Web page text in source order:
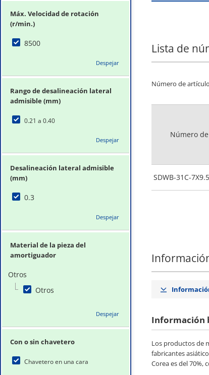
Máx. Velocidad de rotación
(r/min.)
8500
Despejar
Rango de desalineación lateral
admisible (mm)
0.21 a 0.40
Despejar
Desalineación lateral admisible
(mm)
0.3
Despejar
Material de la pieza del
amortiguador
Otros
Otros
Despejar
Con o sin chavetero
Chavetero en una cara
Lista de
Número de
Número
SDWB-31C-
Información
Los productos de
fabricantes
Corea es del 70%,